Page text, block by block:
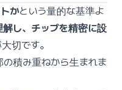
かという量的な基準よ
し、チップを精密に設
切です。
積み重ねから生まれま